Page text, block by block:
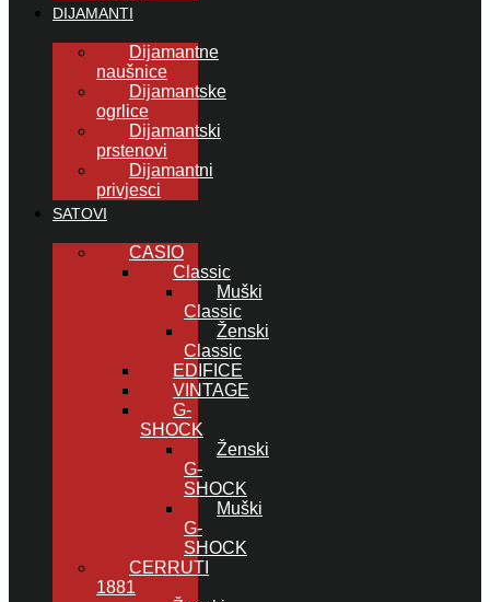
DIJAMANTI
Dijamantne
naušnice
Dijamantske
ogrlice
Dijamantski
prstenovi
Dijamantni
privjesci
SATOVI
CASIO
Classic
Muški
Classic
Ženski
Classic
EDIFICE
VINTAGE
G-
SHOCK
Ženski
G-
SHOCK
Muški
G-
SHOCK
CERRUTI
1881